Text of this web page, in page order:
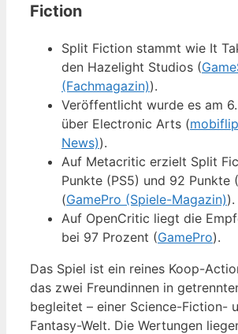
Fiction
Split Fiction stammt wie It
den Hazelight Studios (
(Fachmagazin)).
Veröffentlicht wurde es am
über Electronic Arts (
News)).
Auf Metacritic erzielt Split
Punkte (PS5) und 92 Punkte
(GamePro (Spiele-Magazin)).
Auf OpenCritic liegt die
bei 97 Prozent (GamePro).
Das Spiel ist ein reines Koop-
das zwei Freundinnen in
begleitet – einer Science-Fiction-
Fantasy-Welt. Die Wertungen